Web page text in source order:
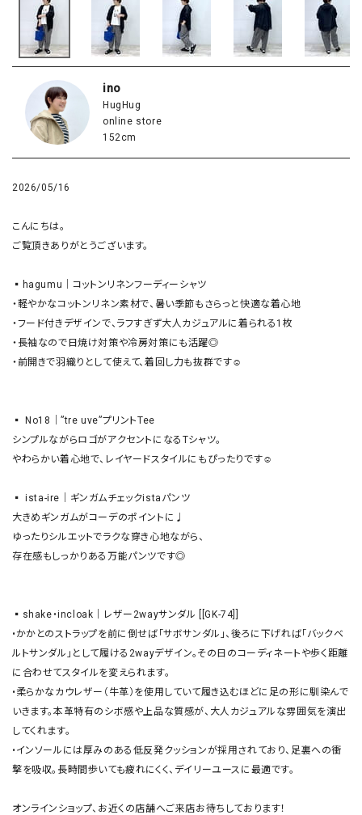
ino
HugHug
online store
152cm
2026/05/16
こんにちは。
ご覧頂きありがとうございます。
▪︎hagumu｜コットンリネンフーディーシャツ
・軽やかなコットンリネン素材で、暑い季節もさらっと快適な着心地
・フード付きデザインで、ラフすぎず大人カジュアルに着られる1枚
・長袖なので日焼け対策や冷房対策にも活躍◎
・前開きで羽織りとして使えて、着回し力も抜群です☺︎
▪︎ No18｜”tre uve”プリントTee
シンプルながらロゴがアクセントになるTシャツ。
やわらかい着心地で、レイヤードスタイルにもぴったりです☺︎
▪︎ ista-ire｜ギンガムチェックistaパンツ
大きめギンガムがコーデのポイントに♩
ゆったりシルエットでラクな穿き心地ながら、
存在感もしっかりある万能パンツです◎
▪︎shake・incloak｜レザー2wayサンダル [[GK-74]]
•かかとのストラップを前に倒せば「サボサンダル」、後ろに下げれば「バックベ
ルトサンダル」として履ける2wayデザイン。その日のコーディネートや歩く距離
に合わせてスタイルを変えられます。
•柔らかなカウレザー（牛革）を使用していて履き込むほどに足の形に馴染んで
いきます。本革特有のシボ感や上品な質感が、大人カジュアルな雰囲気を演出
してくれます。
•インソールには厚みのある低反発クッションが採用されており、足裏への衝
撃を吸収。長時間歩いても疲れにくく、デイリーユースに最適です。
オンラインショップ、お近くの店舗へご来店お待ちしております！